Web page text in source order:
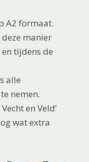
A2 formaat.
manier
tijdens de
alle
nemen.
en Veld’
wat extra